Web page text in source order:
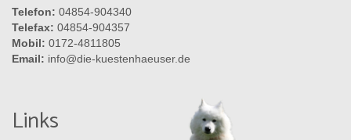
Telefon: 04854-904340
Telefax: 04854-904357
Mobil: 0172-4811805
Email: info@die-kuestenhaeuser.de
Links